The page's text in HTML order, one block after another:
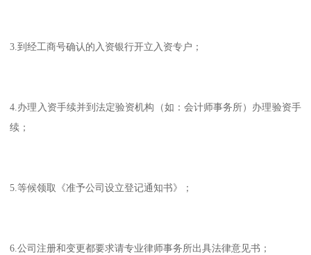
3.到经工商号确认的入资银行开立入资专户；
4.办理入资手续并到法定验资机构（如：会计师事务所）办理验资手
续；
5.等候领取《准予公司设立登记通知书》；
6.公司注册和变更都要求请专业律师事务所出具法律意见书；